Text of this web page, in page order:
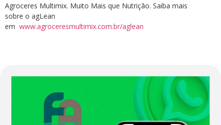
Agroceres Multimix. Muito Mais que Nutrição. Saiba mais
sobre o agLean
em www.agroceresmultimix.com.br/aglean